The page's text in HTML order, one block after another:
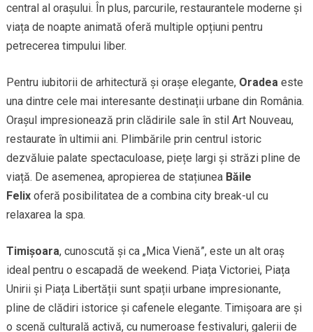
central al orașului. În plus, parcurile, restaurantele moderne și
viața de noapte animată oferă multiple opțiuni pentru
petrecerea timpului liber.
Pentru iubitorii de arhitectură și orașe elegante, Oradea este
una dintre cele mai interesante destinații urbane din România.
Orașul impresionează prin clădirile sale în stil Art Nouveau,
restaurate în ultimii ani. Plimbările prin centrul istoric
dezvăluie palate spectaculoase, piețe largi și străzi pline de
viață. De asemenea, apropierea de stațiunea Băile
Felixoferă posibilitatea de a combina city break-ul cu
relaxarea la spa.
Timișoara, cunoscută și ca „Mica Vienă”, este un alt oraș
ideal pentru o escapadă de weekend. Piața Victoriei, Piața
Unirii și Piața Libertății sunt spații urbane impresionante,
pline de clădiri istorice și cafenele elegante. Timișoara are și
o scenă culturală activă, cu numeroase festivaluri, galerii de